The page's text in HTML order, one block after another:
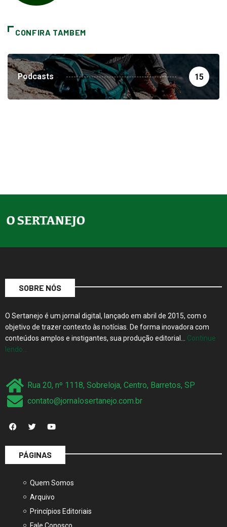
CONFIRA TAMBEM
Podcasts 15
SOBRE NÓS
O Sertanejo é um jornal digital, lançado em abril de 2015, com o
objetivo de trazer contexto às notícias. De forma inovadora com
conteúdos amplos e instigantes, sua produção editorial… Continue
lendo…
Rua 20, nº 1118, Sobreloja, Centro, Barretos, SP
contato@jornalosertanejo.com.br
PÁGINAS
Quem Somos
Arquivo
Princípios Editoriais